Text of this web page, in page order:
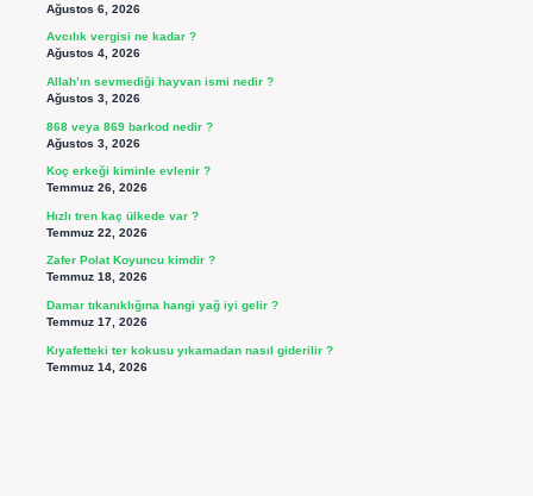
Ağustos 6, 2026
Avcılık vergisi ne kadar ?
Ağustos 4, 2026
Allah’ın sevmediği hayvan ismi nedir ?
Ağustos 3, 2026
868 veya 869 barkod nedir ?
Ağustos 3, 2026
Koç erkeği kiminle evlenir ?
Temmuz 26, 2026
Hızlı tren kaç ülkede var ?
Temmuz 22, 2026
Zafer Polat Koyuncu kimdir ?
Temmuz 18, 2026
Damar tıkanıklığına hangi yağ iyi gelir ?
Temmuz 17, 2026
Kıyafetteki ter kokusu yıkamadan nasıl giderilir ?
Temmuz 14, 2026